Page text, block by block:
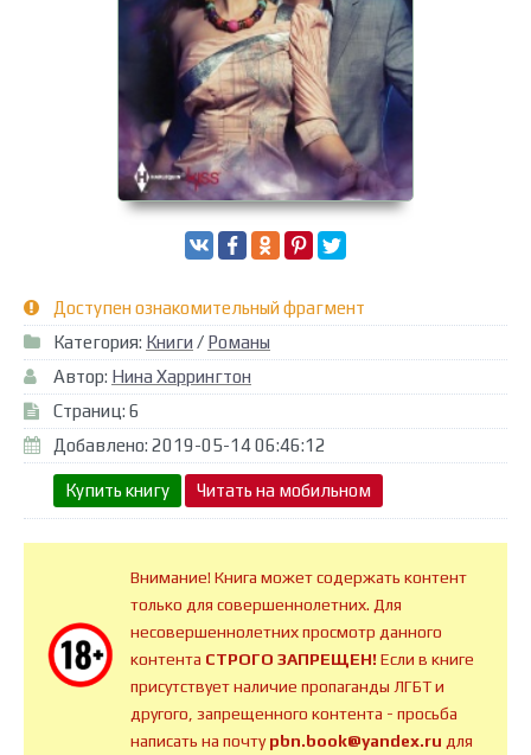
Доступен ознакомительный фрагмент
Категория: Книги / Романы
Автор: Нина Харрингтон
Страниц: 6
Добавлено: 2019-05-14 06:46:12
Купить книгу Читать на мобильном
Внимание! Книга может содержать контент
только для совершеннолетних. Для
несовершеннолетних просмотр данного
контента СТРОГО ЗАПРЕЩЕН!Если в книге
присутствует наличие пропаганды ЛГБТ и
другого, запрещенного контента - просьба
написать на почтуpbn.book@yandex.ru для